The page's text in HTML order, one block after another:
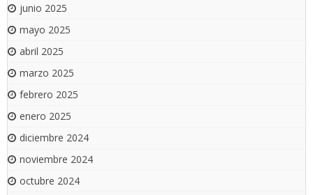
junio 2025
mayo 2025
abril 2025
marzo 2025
febrero 2025
enero 2025
diciembre 2024
noviembre 2024
octubre 2024